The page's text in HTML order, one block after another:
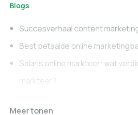
Blogs
Succesverhaal content
Best betaalde online
Salaris online markteer: wat
markteer?
Online marketing
Meer tonen